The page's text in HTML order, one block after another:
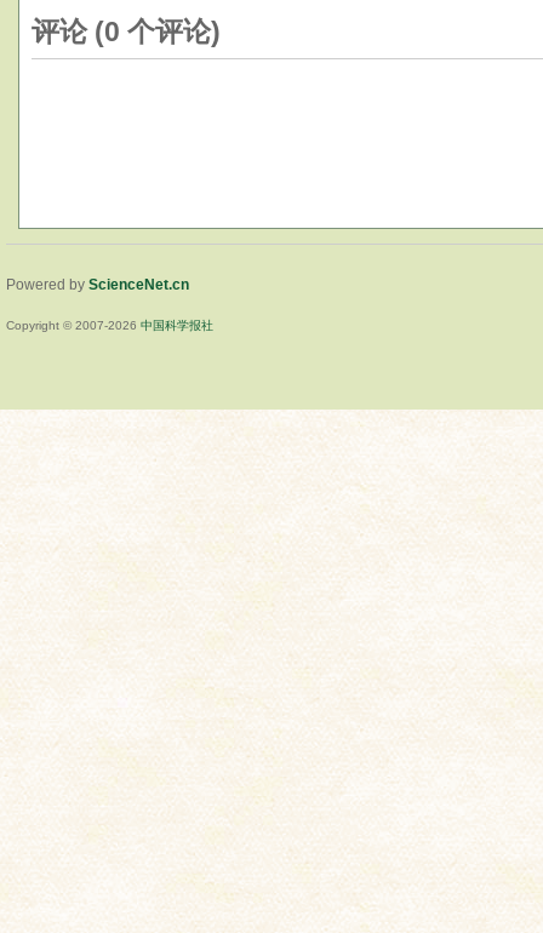
评论 (0 个评论)
Powered by ScienceNet.cn
Copyright © 2007-2026 中国科学报社